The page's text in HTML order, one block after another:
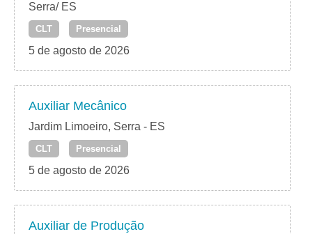
Serra/ ES
CLT Presencial
5 de agosto de 2026
Auxiliar Mecânico
Jardim Limoeiro, Serra - ES
CLT Presencial
5 de agosto de 2026
Auxiliar de Produção